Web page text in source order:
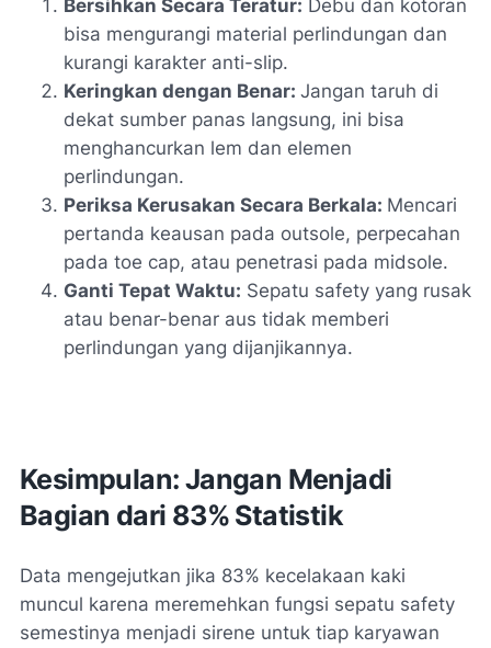
Bersihkan Secara Teratur: Debu dan kotoran
bisa mengurangi material perlindungan dan
kurangi karakter anti-slip.
Keringkan dengan Benar: Jangan taruh di
dekat sumber panas langsung, ini bisa
menghancurkan lem dan elemen
perlindungan.
Periksa Kerusakan Secara Berkala: Mencari
pertanda keausan pada outsole, perpecahan
pada toe cap, atau penetrasi pada midsole.
Ganti Tepat Waktu: Sepatu safety yang rusak
atau benar-benar aus tidak memberi
perlindungan yang dijanjikannya.
Kesimpulan: Jangan Menjadi
Bagian dari 83% Statistik
Data mengejutkan jika 83% kecelakaan kaki
muncul karena meremehkan fungsi sepatu safety
semestinya menjadi sirene untuk tiap karyawan